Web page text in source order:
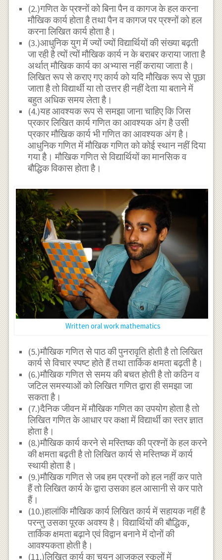
(2.)गणित के प्रश्नों को बिना पैन व कागज के हल करना
मौखिक कार्य होता है तथा पैन व कागज पर प्रश्नों को हल
करना लिखित कार्य होता है।
(3.)आधुनिक युग में ज्यों ज्यों विद्यार्थियों की संख्या बढ़ती
जा रही है त्यों त्यों मौखिक कार्य न के बराबर कराया जाता है
अर्थात् मौखिक कार्य का अभ्यास नहीं कराया जाता है।
लिखित रूप से कराए गए कार्य को यदि मौखिक रूप से पूछा
जाता है तो विद्यार्थी या तो उत्तर ही नहीं देता या बताने में
बहुत अधिक समय लेता है।
(4.)यह आवश्यक रूप से समझा जाना चाहिए कि जिस
प्रकार लिखित कार्य गणित का आवश्यक अंग है उसी
प्रकार मौखिक कार्य भी गणित का आवश्यक अंग है।
आधुनिक गणित में मौखिक गणित को कोई स्थान नहीं दिया
गया है। मौखिक गणित से विद्यार्थियों का मानसिक व
बौद्धिक विकास होता है।
Written oral work mathematics
(5.)मौखिक गणित से पाठ की पुनरावृति होती है तो लिखित
कार्य से विचार स्पष्ट होते हैं तथा तार्किक क्षमता बढ़ती है।
(6.)मौखिक गणित से समय की बचत होती है तो कठिन व
जटिल समस्याओं को लिखित गणित द्वारा ही समझा जा
सकता है।
(7.)दैनिक जीवन में मौखिक गणित का उपयोग होता है तो
लिखित गणित के आधार पर कक्षा में विद्यार्थी का स्तर ज्ञात
होता है।
(8.)मौखिक कार्य करने से मस्तिष्क की प्रश्नों के हल करने
की क्षमता बढ़ती है तो लिखित कार्य से मस्तिष्क में कार्य
स्थायी होता है।
(9.)मौखिक गणित से जब हम प्रश्नों को हल नहीं कर पाते
हैं तो लिखित कार्य के द्वारा उसका हल आसानी से कर पाते
हैं।
(10.)हालांकि मौखिक कार्य लिखित कार्य में सहायक नहीं है
परन्तु उसका पूरक अवश्य है। विद्यार्थियों की बौद्धिक,
तार्किक क्षमता बढ़ाने एवं विद्वान बनाने में दोनों की
आवश्यकता होती है।
(11.)लिखित कार्य का चयन आजकल स्कूलों में